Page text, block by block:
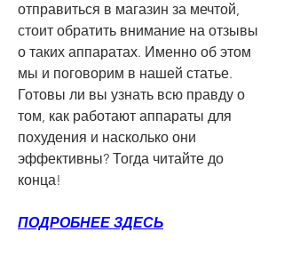
отправиться в магазин за мечтой,
стоит обратить внимание на отзывы
о таких аппаратах. Именно об этом
мы и поговорим в нашей статье.
Готовы ли вы узнать всю правду о
том, как работают аппараты для
похудения и насколько они
эффективны? Тогда читайте до
конца!
ПОДРОБНЕЕ ЗДЕСЬ